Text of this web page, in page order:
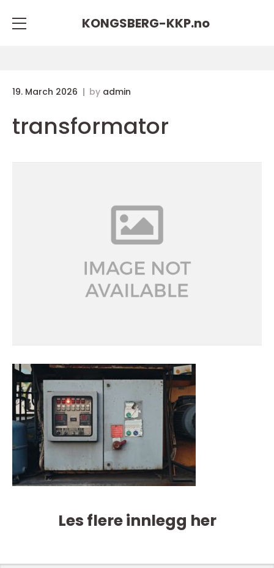
KONGSBERG-KKP.no
19. March 2026 by admin
transformator
Les flere innlegg her